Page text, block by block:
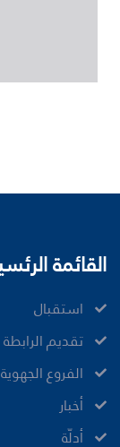
القائمة
ﺍﺳﺘﻘﺒﺎﻝ
ﺗﻘﺪﻳﻢ ﺍﻟﺮﺍﺑﻄﺔ
الفروع الجهوية
ﺃﺧﺒﺎﺭ
أدلّة